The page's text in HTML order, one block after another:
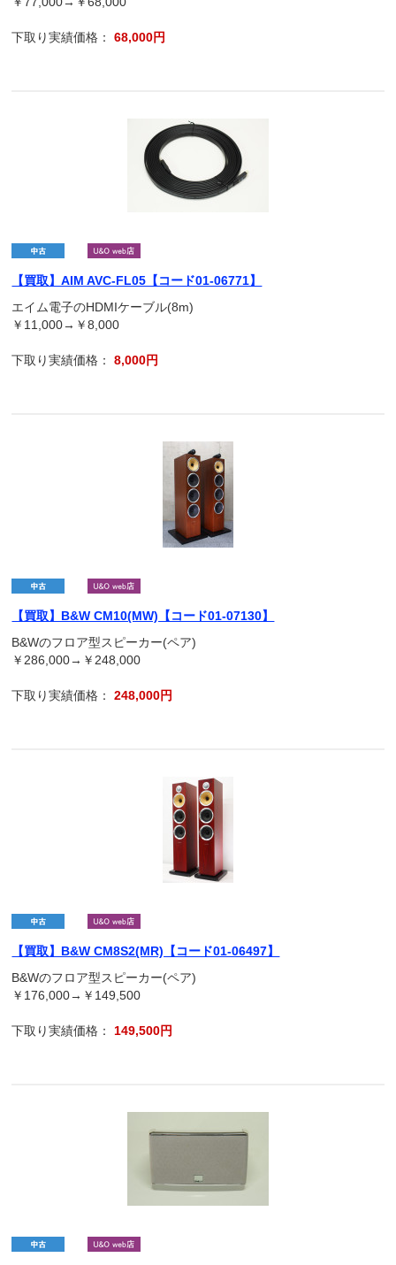
下取り実績価格：68,000円
【買取】AIM AVC-FL05【コード01-06771】
エイム電子のHDMIケーブル(8m)
￥11,000→￥8,000
下取り実績価格：8,000円
【買取】B&W CM10(MW)【コード01-07130】
B&Wのフロア型スピーカー(ペア)
￥286,000→￥248,000
下取り実績価格：248,000円
【買取】B&W CM8S2(MR)【コード01-06497】
B&Wのフロア型スピーカー(ペア)
￥176,000→￥149,500
下取り実績価格： 149,500円